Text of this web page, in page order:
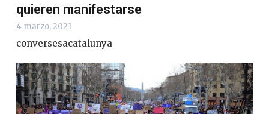
quieren manifestarse
4 marzo, 2021
conversesacatalunya